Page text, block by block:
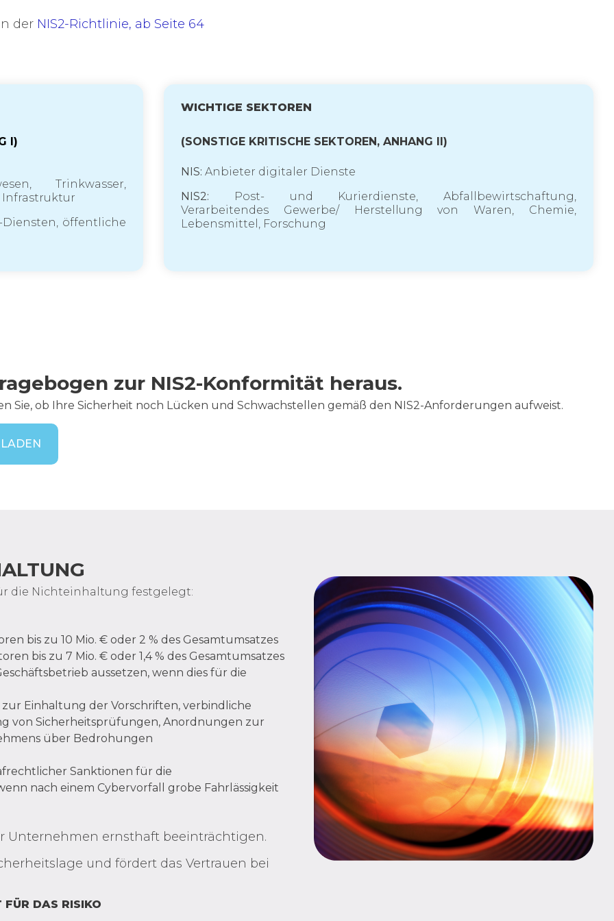
der NIS2-Richtlinie, ab Seite 64
I)
Trinkwasser,
Diensten, öffentliche
WICHTIGE SEKTOREN
(SONSTIGE KRITISCHE SEKTOREN, ANHANG II)
NIS: Anbieter digitaler Dienste
NIS2: Post- und Kurierdienste, Abfallbewirtschaftung,
Verarbeitendes Gewerbe/ Herstellung von Waren, Chemie,
Lebensmittel, Forschung
zur NIS2-Konformität heraus.
Sie, ob Ihre Sicherheit noch Lücken und Schwachstellen gemäß den NIS2-Anforderungen aufweist.
die Nichteinhaltung festgelegt:
bis zu 10 Mio. € oder 2 % des Gesamtumsatzes
bis zu 7 Mio. € oder 1,4 % des Gesamtumsatzes
aussetzen, wenn dies für die
Einhaltung der Vorschriften, verbindliche
von Sicherheitsprüfungen, Anordnungen zur
über Bedrohungen
Sanktionen für die
nach einem Cybervorfall grobe Fahrlässigkeit
Unternehmen ernsthaft beeinträchtigen.
und fördert das Vertrauen bei
FÜR DAS RISIKO